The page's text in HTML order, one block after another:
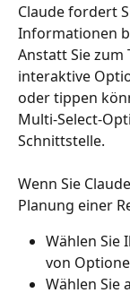
Claude fordert
Informationen
Anstatt Sie
interaktive
oder tippen
Multi-Select-
Schnittstelle.
Wenn Sie
Planung einer
Wählen Sie
von
Wählen Sie